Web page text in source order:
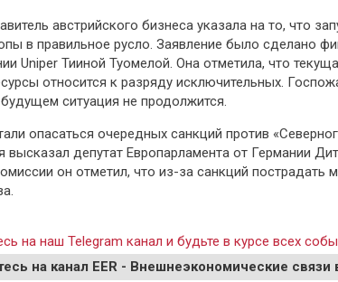
австрийского бизнеса указала на то, что
в правильное русло. Заявление было сделано
Uniper Тииной Туомелой. Она отметила, что
относится к разряду исключительных.
ситуация не продолжится.
опасаться очередных санкций против
высказал депутат Европарламента от Германии
он отметил, что из-за санкций пострадать
на наш Telegram канал и будьте в курсе всех
на канал EER - Внешнеэкономические связи